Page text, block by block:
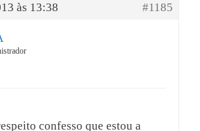
às 13:38 #1185
confesso que estou a